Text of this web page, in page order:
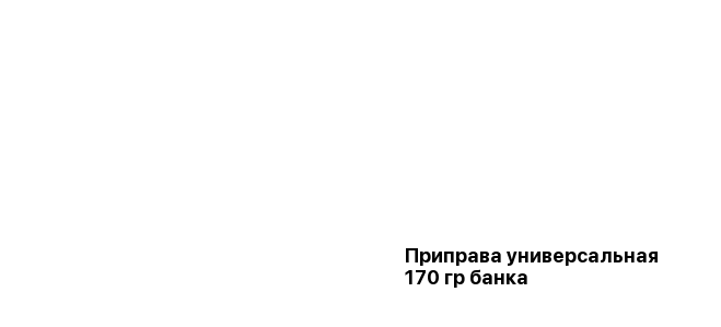
Приправа универсальная
170 гр банка